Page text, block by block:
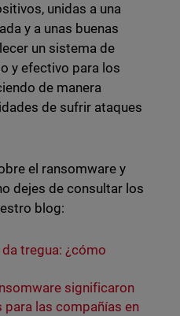
unidas a una
y a unas buenas
un sistema de
y efectivo para los
de manera
de sufrir ataques
el ransomware y
dejes de consultar los
blog:
tregua: ¿cómo
significaron
las compañías en